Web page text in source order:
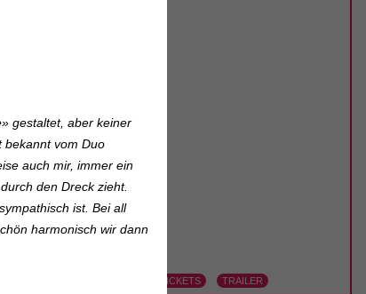
TICKETS TRAILER
gestaltet, aber keiner
bekannt vom Duo
auch mir, immer ein
den Dreck zieht.
ist. Bei all
harmonisch wir dann